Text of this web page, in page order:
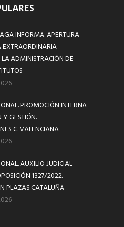
INFORMA. APERTURA
EXTRAORDINARIA
LA ADMINISTRACIÓN DE
PROMOCIÓN INTERNA
GESTIÓN.
C. VALENCIANA
AUXILIO JUDICIAL
1327/2022.
PLAZAS CATALUÑA